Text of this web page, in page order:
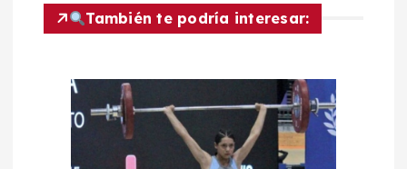
a
También te podría interesar: